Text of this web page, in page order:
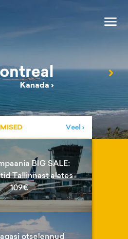
Kanada ›
›
Veel ›
BIG SALE:
Tallinnast alates
109€
otselennud